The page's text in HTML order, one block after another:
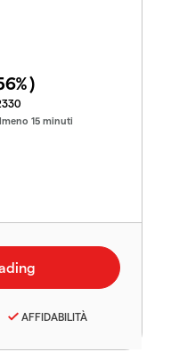
%)
15 minuti
AFFIDABILITÀ